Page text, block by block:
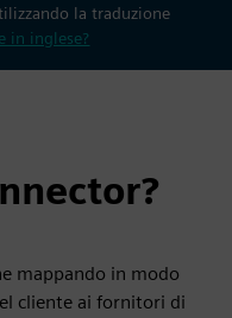
la traduzione
in inglese?
mappando in modo
cliente ai fornitori di